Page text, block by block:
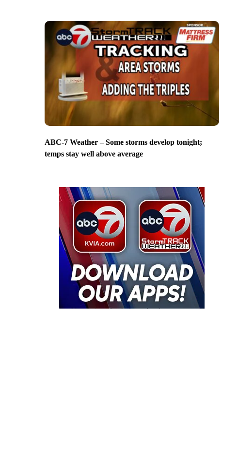
ABC-7 Weather – Some storms develop tonight;
temps stay well above average